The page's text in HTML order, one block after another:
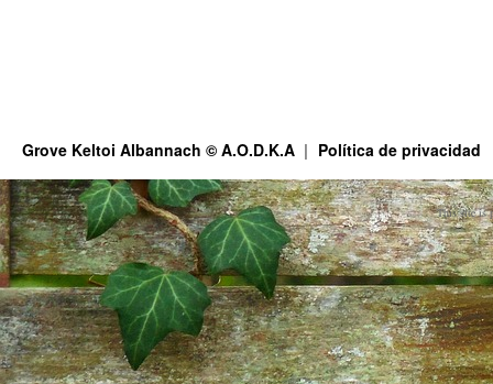
Grove Keltoi Albannach © A.O.D.K.A Política de privacidad
This site is